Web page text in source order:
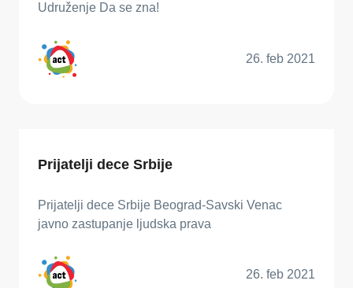
Udruženje Da se zna!
26. feb 2021
Prijatelji dece Srbije
Prijatelji dece Srbije Beograd-Savski Venac
javno zastupanje ljudska prava
26. feb 2021